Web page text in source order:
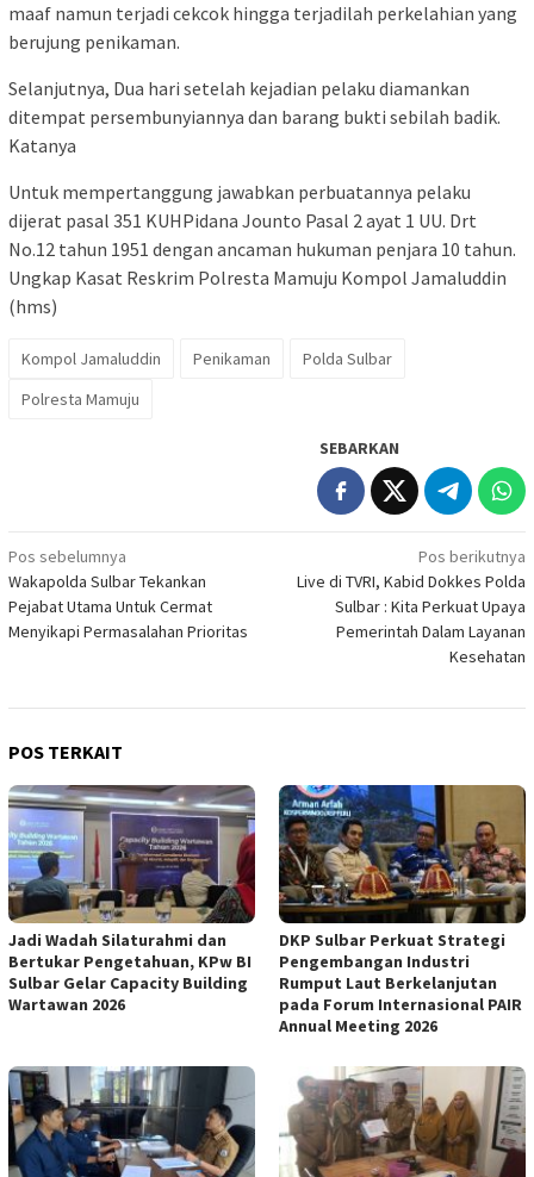
maaf namun terjadi cekcok hingga terjadilah perkelahian yang
berujung penikaman.
Selanjutnya, Dua hari setelah kejadian pelaku diamankan
ditempat persembunyiannya dan barang bukti sebilah badik.
Katanya
Untuk mempertanggung jawabkan perbuatannya pelaku
dijerat pasal 351 KUHPidana Jounto Pasal 2 ayat 1 UU. Drt
No.12 tahun 1951 dengan ancaman hukuman penjara 10 tahun.
Ungkap Kasat Reskrim Polresta Mamuju Kompol Jamaluddin
(hms)
Kompol Jamaluddin Penikaman
Polda Sulbar
Polresta Mamuju
SEBARKAN
Navigasi
pos
Pos sebelumnya
Wakapolda Sulbar Tekankan
Pejabat Utama Untuk Cermat
Menyikapi Permasalahan Prioritas
Pos berikutnya
Live di TVRI, Kabid Dokkes Polda
Sulbar : Kita Perkuat Upaya
Pemerintah Dalam Layanan
Kesehatan
POS TERKAIT
Jadi Wadah Silaturahmi dan
Bertukar Pengetahuan, KPw BI
Sulbar Gelar Capacity Building
Wartawan 2026
DKP Sulbar Perkuat Strategi
Pengembangan Industri
Rumput Laut Berkelanjutan
pada Forum Internasional PAIR
Annual Meeting 2026